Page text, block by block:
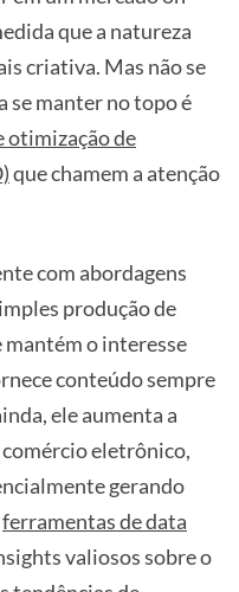
que a natureza
criativa. Mas não se
se manter no topo é
otimização de
que chamem a atenção
com abordagens
produção de
mantém o interesse
conteúdo sempre
ele aumenta a
eletrônico,
gerando
ferramentas de data
valiosos sobre o